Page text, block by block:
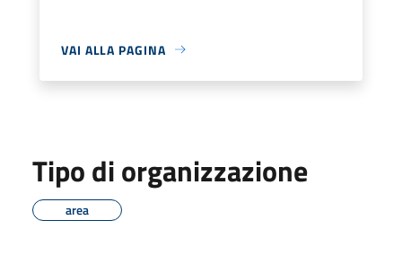
VAI ALLA PAGINA
Tipo di organizzazione
area